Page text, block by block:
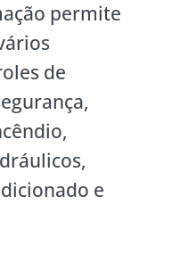
permite
de
e